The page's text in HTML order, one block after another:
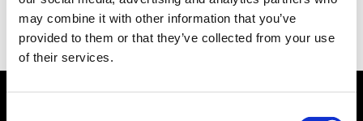
may combine it with other information that you’ve
provided to them or that they’ve collected from your use
of their services.